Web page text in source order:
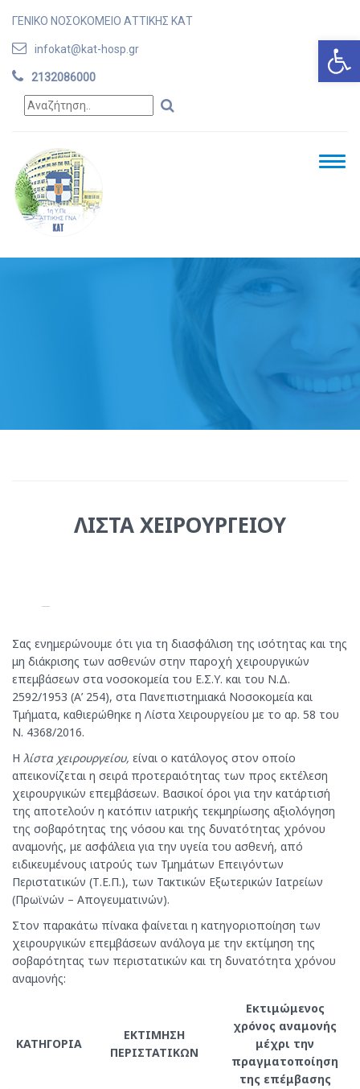
ΓΕΝΙΚΟ ΝΟΣΟΚΟΜΕΙΟ ΑΤΤΙΚΗΣ ΚΑΤ
infokat@kat-hosp.gr
2132086000
ΛΙΣΤΑ ΧΕΙΡΟΥΡΓΕΙΟΥ
Σας ενημερώνουμε ότι για τη διασφάλιση της ισότητας και της
μη διάκρισης των ασθενών στην παροχή χειρουργικών
επεμβάσεων στα νοσοκομεία του Ε.Σ.Υ. και του Ν.Δ.
2592/1953 (Α’ 254), στα Πανεπιστημιακά Νοσοκομεία και
Τμήματα, καθιερώθηκε η Λίστα Χειρουργείου με το αρ. 58 του
Ν. 4368/2016.
Η λίστα χειρουργείου, είναι ο κατάλογος στον οποίο
απεικονίζεται η σειρά προτεραιότητας των προς εκτέλεση
χειρουργικών επεμβάσεων. Βασικοί όροι για την κατάρτισή
της αποτελούν η κατόπιν ιατρικής τεκμηρίωσης αξιολόγηση
της σοβαρότητας της νόσου και της δυνατότητας χρόνου
αναμονής, με ασφάλεια για την υγεία του ασθενή, από
ειδικευμένους ιατρούς των Τμημάτων Επειγόντων
Περιστατικών (Τ.Ε.Π.), των Τακτικών Εξωτερικών Ιατρείων
(Πρωϊνών – Απογευματινών).
Στον παρακάτω πίνακα φαίνεται η κατηγοριοποίηση των
χειρουργικών επεμβάσεων ανάλογα με την εκτίμηση της
σοβαρότητας των περιστατικών και τη δυνατότητα χρόνου
αναμονής:
ΚΑΤΗΓΟΡΙΑ
ΕΚΤΙΜΗΣΗ
ΠΕΡΙΣΤΑΤΙΚΩΝ
Εκτιμώμενος
χρόνος αναμονής
μέχρι την
πραγματοποίηση
της επέμβασης